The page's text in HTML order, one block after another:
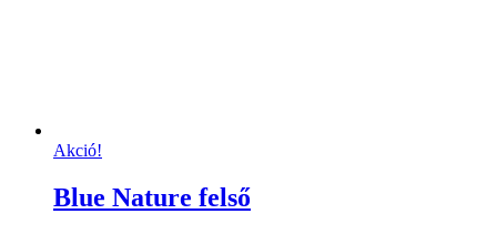
Akció!
Blue Nature felső